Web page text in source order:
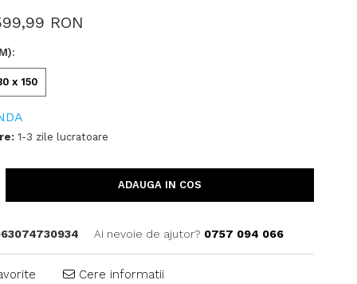
RON
:
x 150
1-3 zile lucratoare
ADAUGA IN COS
Ai nevoie de ajutor? 0757 094 066
Cere informatii